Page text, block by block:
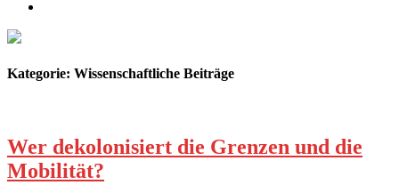
Kategorie: Wissenschaftliche Beiträge
Wer dekolonisiert die Grenzen und die
Mobilität?